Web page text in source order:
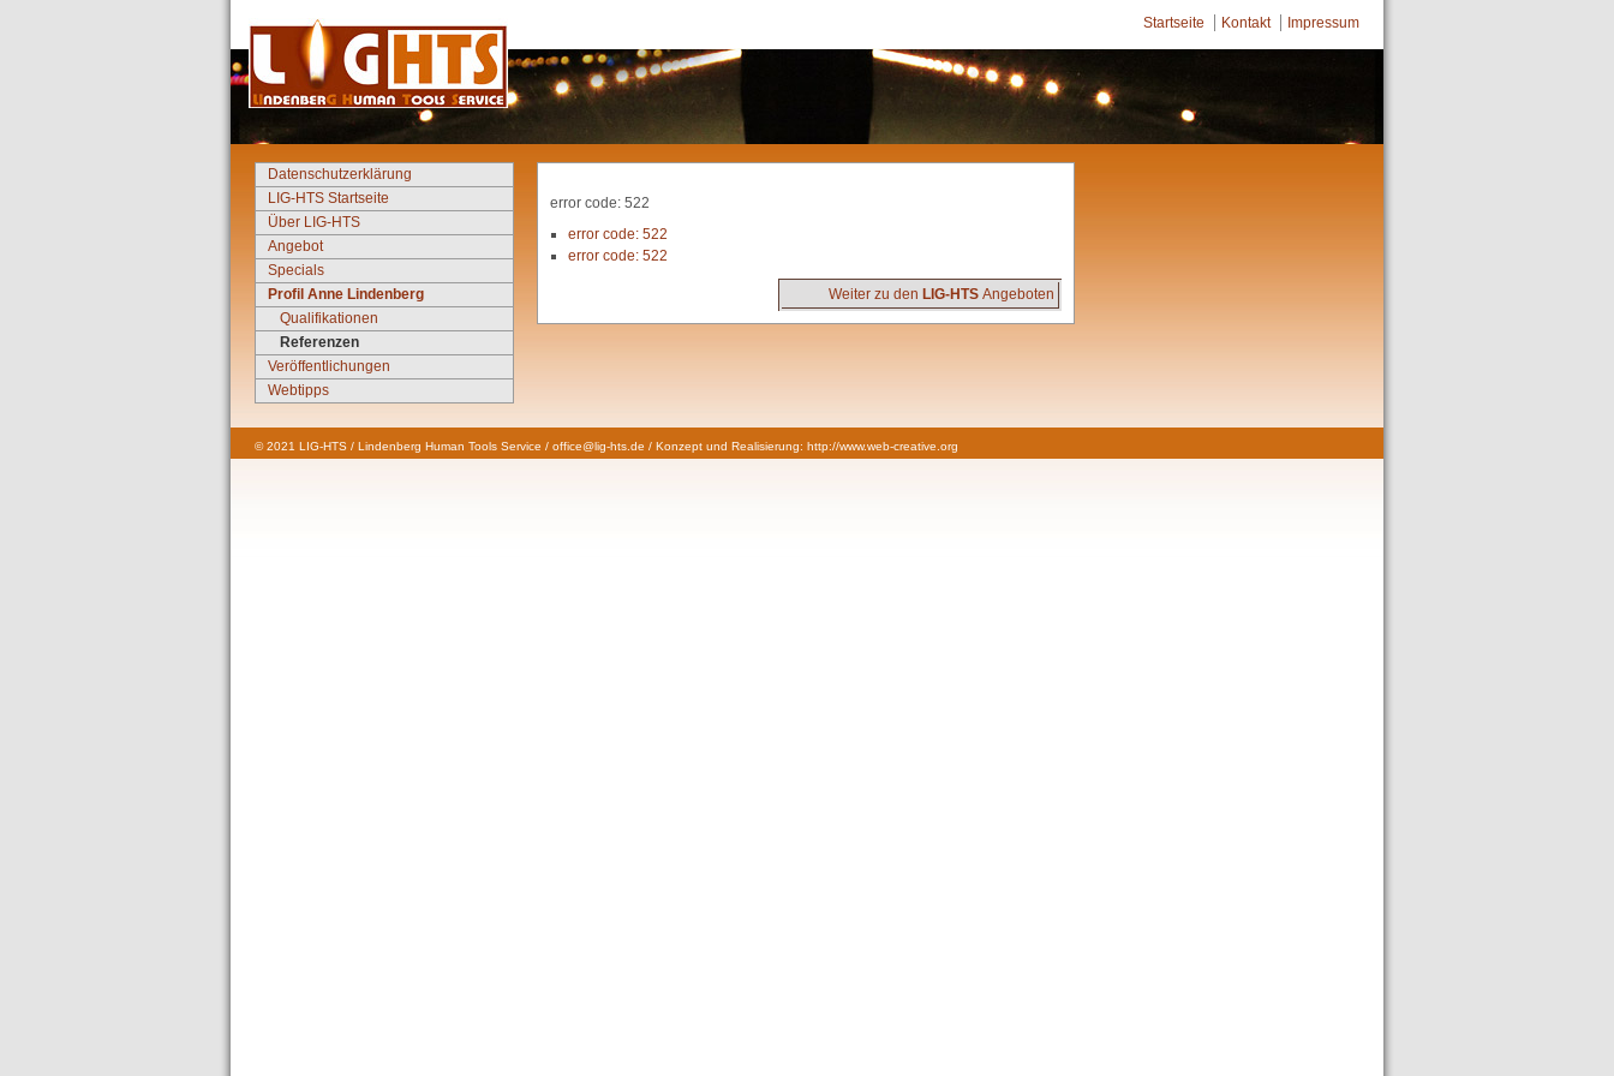
Startseite Kontakt Impressum
Datenschutzerklärung
LIG-HTS Startseite
Über LIG-HTS
Angebot
Specials
Profil Anne Lindenberg
Qualifikationen
Referenzen
Veröffentlichungen
Webtipps
error code: 522
error code: 522
error code: 522
Weiter zu den LIG-HTS Angeboten
© 2021 LIG-HTS / Lindenberg Human Tools Service / office@lig-hts.de / Konzept und Realisierung: http://www.web-creative.org